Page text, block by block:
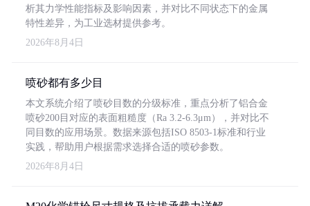
析其力学性能指标及影响因素，并对比不同状态下的金属
特性差异，为工业选材提供参考。
2026年8月4日
喷砂都有多少目
本文系统介绍了喷砂目数的分级标准，重点分析了铝合金
喷砂200目对应的表面粗糙度（Ra 3.2-6.3μm），并对比不
同目数的应用场景。数据来源包括ISO 8503-1标准和行业
实践，帮助用户根据需求选择合适的喷砂参数。
2026年8月4日